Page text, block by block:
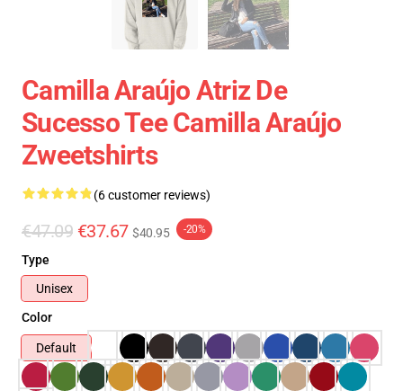
Camilla Araújo Atriz De
Sucesso Tee Camilla Araújo
Zweetshirts
(6 customer reviews)
€47.09 €37.67 $40.95 -20%
Type
Unisex
Color
Default